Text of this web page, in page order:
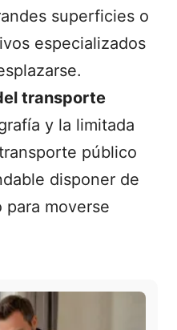
superficies o
especializados
transporte
y la limitada
público
disponer de
moverse